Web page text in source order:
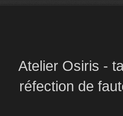
Atelier Osiris -
réfection de